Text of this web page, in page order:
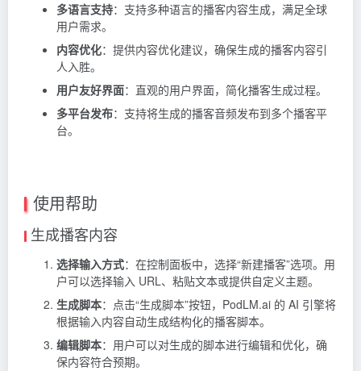
多语言支持：支持多种语言的播客内容生成，满足全球
用户需求。
内容优化：提供内容优化建议，确保生成的播客内容引
人入胜。
用户友好界面：直观的用户界面，简化播客生成过程。
多平台发布：支持将生成的播客音频发布到多个播客平
台。
使用帮助
生成播客内容
选择输入方式：在控制面板中，选择“新建播客”选项。用
户可以选择输入 URL、粘贴文本或提供自定义主题。
生成脚本：点击“生成脚本”按钮，PodLM.ai 的 AI 引擎将
根据输入内容自动生成结构化的播客脚本。
编辑脚本：用户可以对生成的脚本进行编辑和优化，确
保内容符合预期。